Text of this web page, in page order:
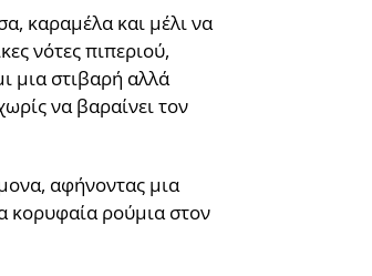
καραμέλα και μέλι να
νότες πιπεριού,
μια στιβαρή αλλά
να βαραίνει τον
αφήνοντας μια
κορυφαία ρούμια στον